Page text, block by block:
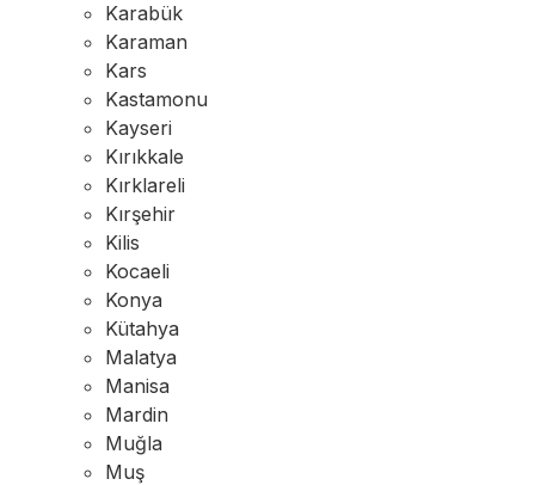
Karabük
Karaman
Kars
Kastamonu
Kayseri
Kırıkkale
Kırklareli
Kırşehir
Kilis
Kocaeli
Konya
Kütahya
Malatya
Manisa
Mardin
Muğla
Muş